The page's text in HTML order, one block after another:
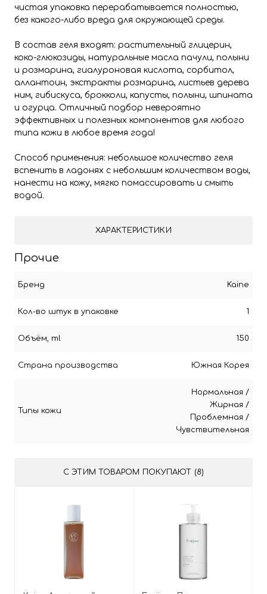
чистая упаковка перерабатывается полностью,
без какого-либо вреда для окружающей среды.
В состав геля входят: растительный глицерин,
коко-глюкозиды, натуральные масла пачули, полыни
и розмарина, гиалуроновая кислота, сорбитол,
аллантоин, экстракты розмарина, листьев дерева
ним, гибискуса, брокколи, капусты, полыни, шпината
и огурца. Отличный подбор невероятно
эффективных и полезных компонентов для любого
типа кожи в любое время года!
Способ применения: небольшое количество геля
вспенить в ладонях с небольшим количеством воды,
нанести на кожу, мягко помассировать и смыть
водой.
ХАРАКТЕРИСТИКИ
Прочие
Бренд Kaine
Кол-во штук в упаковке 1
Объём, ml 150
Страна производства Южная Корея
Типы кожи
Нормальная /
Жирная /
Проблемная /
Чувствительная
С ЭТИМ ТОВАРОМ ПОКУПАЮТ (8)